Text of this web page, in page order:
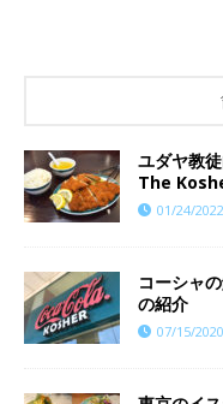
ユダヤ教
The
01/24/2022
コーシャ
の紹介
07/15/2020